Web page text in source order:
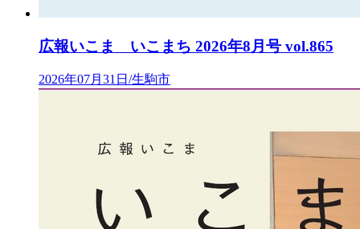
広報いこま いこまち 2026年8月号 vol.865
2026年07月31日/生駒市